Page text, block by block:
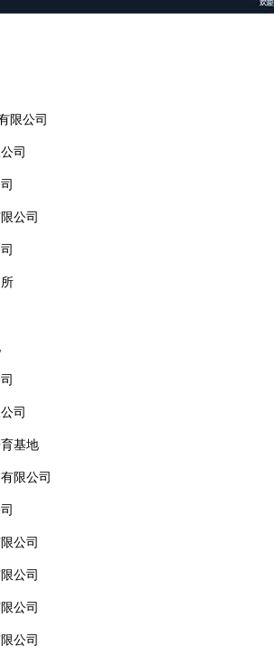
限公司
司
公司
司
基地
限公司
公司
公司
公司
公司